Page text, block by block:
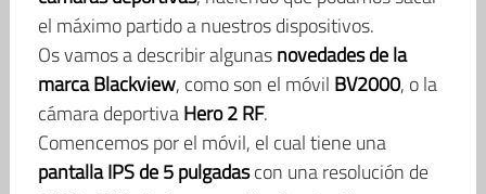
el máximo partido a nuestros dispositivos.
Os vamos a describir algunasnovedades de la
marca Blackview, como son el móvil BV2000, o la
cámara deportivaHero 2 RF.
Comencemos por el móvil, el cual tiene una
pantalla IPS de 5 pulgadascon una resolución de